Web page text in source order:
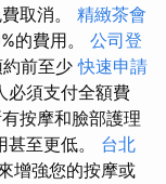
取消。 精緻茶會
的費用。 公司登
約前至少快速申請
必須支付全額費
按摩和臉部護理
至更低。 台北
增強您的按摩或